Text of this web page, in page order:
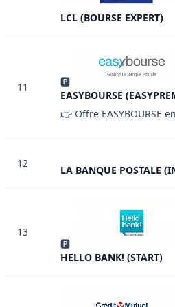
LCL (BOURSE EXPERT)
11
🅿
EASYBOURSE
👉 Offre EASYBOURSE
12
LA BANQUE POSTALE
13
🅿
HELLO BANK! (START)